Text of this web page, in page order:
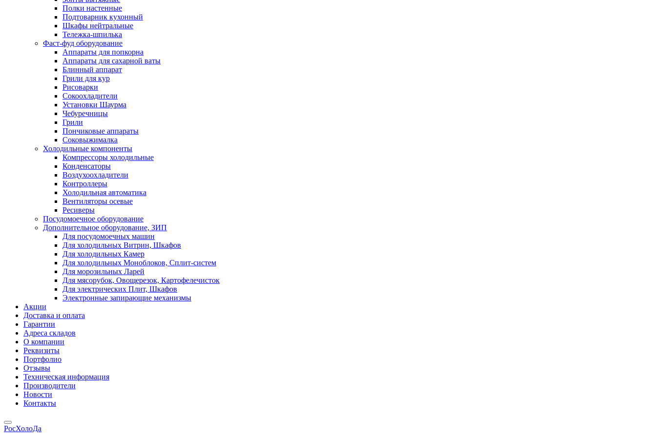
Полки настенные
Подтоварник кухонный
Шкафы нейтральные
Тележка-шпилька
Фаст-фуд оборудование
Аппараты для попкорна
Аппараты для сахарной ваты
Блинный аппарат
Грили для кур
Рисоварки
Сокоохладители
Установки Шаурма
Чебуречницы
Грили
Пончиковые аппараты
Соковыжималка
Холодильные компоненты
Компрессоры холодильные
Конденсаторы
Воздухоохладители
Контроллеры
Холодильная автоматика
Вентиляторы осевые
Ресиверы
Посудомоечное оборудование
Дополнительное оборудование, ЗИП
Для посудомоечных машин
Для холодильных Витрин, Шкафов
Для холодильных Камер
Для холодильных Моноблоков, Сплит-систем
Для морозильных Ларей
Для мясорубок, Овощерезок, Картофелечисток
Для электрических Плит, Шкафов
Электронные запирающие механизмы
Акции
Доставка и оплата
Гарантии
Адреса складов
О компании
Реквизиты
Портфолио
Отзывы
Техническая информация
Производители
Новости
Контакты
РосХолоДа